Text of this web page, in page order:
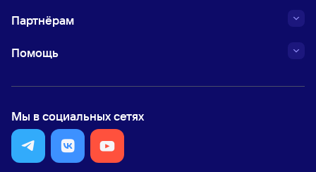
Партнёрам
Помощь
Мы в социальных сетях